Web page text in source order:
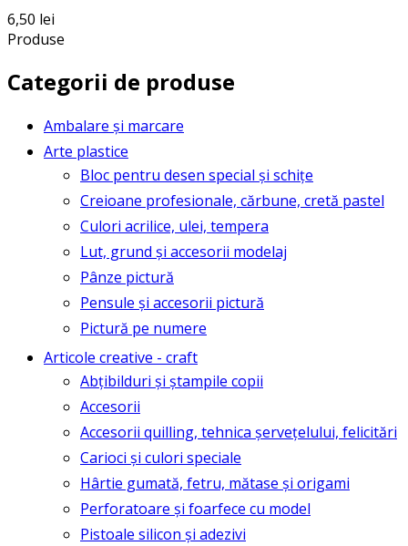
6,50 lei
Produse
Categorii de produse
Ambalare și marcare
Arte plastice
Bloc pentru desen special și schițe
Creioane profesionale, cărbune, cretă pastel
Culori acrilice, ulei, tempera
Lut, grund și accesorii modelaj
Pânze pictură
Pensule și accesorii pictură
Pictură pe numere
Articole creative - craft
Abțibilduri și ștampile copii
Accesorii
Accesorii quilling, tehnica șervețelului, felicitări
Carioci și culori speciale
Hârtie gumată, fetru, mătase și origami
Perforatoare și foarfece cu model
Pistoale silicon și adezivi